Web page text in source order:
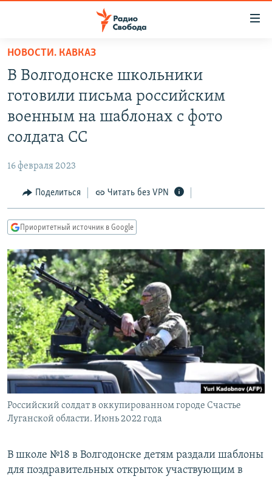
упрощенного
доступа
основному
содержанию
навигации
Вернутся
ПОДКАСТЫ
ЦИТАТЫ СВОБОДЫ
КУЛЬТУРА
IDEL.РЕАЛИИ
КАВКАЗ.РЕАЛИИ
СИБИРЬ.РЕАЛИИ
РАСПИСАНИЕ ВЕЩАНИЯ
ПОДПИШИТЕСЬ НА РАССЫЛКУ
СОЦИАЛЬНЫЕ СЕТИ
Все сайты РСЕ/РС
НОВОСТИ. КАВКАЗ
В Волгодонске школьники
готовили письма российским
военным на шаблонах с фото
солдата СС
16 февраля 2023
Поделиться Читать без VPN
Приоритетный источник в Google
Российский солдат в оккупированном городе Счастье
Луганской области. Июнь 2022 года
В школе №18 в Волгодонске детям раздали шаблоны
для поздравительных открыток участвующим в